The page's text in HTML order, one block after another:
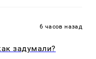
6 часов назад
задумали?